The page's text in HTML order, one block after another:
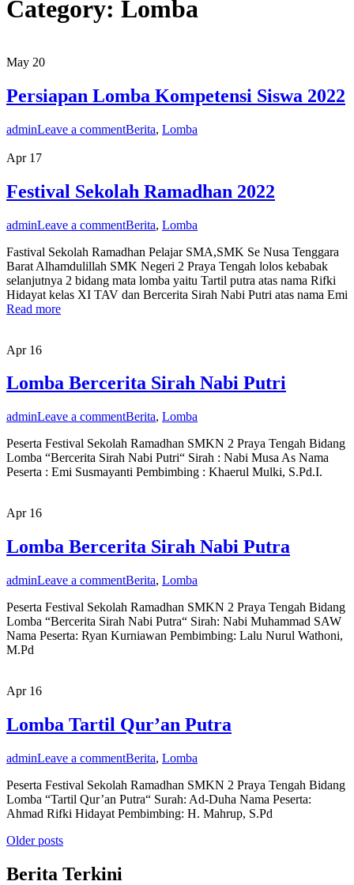
Category: Lomba
May 20
Persiapan Lomba Kompetensi Siswa 2022
adminLeave a commentBerita, Lomba
Apr 17
Festival Sekolah Ramadhan 2022
adminLeave a commentBerita, Lomba
Fastival Sekolah Ramadhan Pelajar SMA,SMK Se Nusa Tenggara
Barat Alhamdulillah SMK Negeri 2 Praya Tengah lolos kebabak
selanjutnya 2 bidang mata lomba yaitu Tartil putra atas nama Rifki
Hidayat kelas XI TAV dan Bercerita Sirah Nabi Putri atas nama Emi
Read more
Apr 16
Lomba Bercerita Sirah Nabi Putri
adminLeave a commentBerita, Lomba
Peserta Festival Sekolah Ramadhan SMKN 2 Praya Tengah Bidang
Lomba “Bercerita Sirah Nabi Putri“ Sirah : Nabi Musa As Nama
Peserta : Emi Susmayanti Pembimbing : Khaerul Mulki, S.Pd.I.
Apr 16
Lomba Bercerita Sirah Nabi Putra
adminLeave a commentBerita, Lomba
Peserta Festival Sekolah Ramadhan SMKN 2 Praya Tengah Bidang
Lomba “Bercerita Sirah Nabi Putra“ Sirah: Nabi Muhammad SAW
Nama Peserta: Ryan Kurniawan Pembimbing: Lalu Nurul Wathoni,
M.Pd
Apr 16
Lomba Tartil Qur’an Putra
adminLeave a commentBerita, Lomba
Peserta Festival Sekolah Ramadhan SMKN 2 Praya Tengah Bidang
Lomba “Tartil Qur’an Putra“ Surah: Ad-Duha Nama Peserta:
Ahmad Rifki Hidayat Pembimbing: H. Mahrup, S.Pd
Posts
navigation
Older posts
Berita Terkini